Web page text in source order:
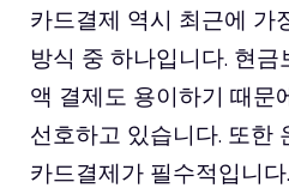
카드결제 역시 최근에 가
방식 중 하나입니다. 현
액 결제도 용이하기 때문
선호하고 있습니다. 또한
카드결제가 필수적입니